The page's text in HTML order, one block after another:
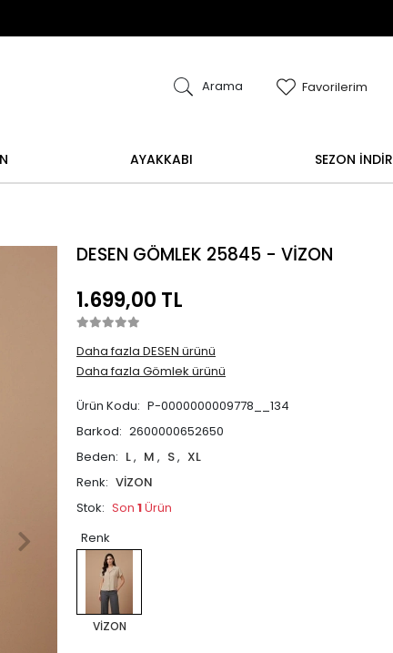
Abiye alışverişlerinizde iade ve değişim işlemi
Arama Favorilerim
AYAKKABI SEZON
DESEN GÖMLEK 25845 - VİZON
1.699,00 TL
Daha fazla DESEN ürünü
Daha fazla Gömlek ürünü
Ürün Kodu: P-0000000009778__134
Barkod: 2600000652650
Beden: L, M , S, XL
Renk: VİZON
Stok: Son 1Ürün
Renk
VİZON